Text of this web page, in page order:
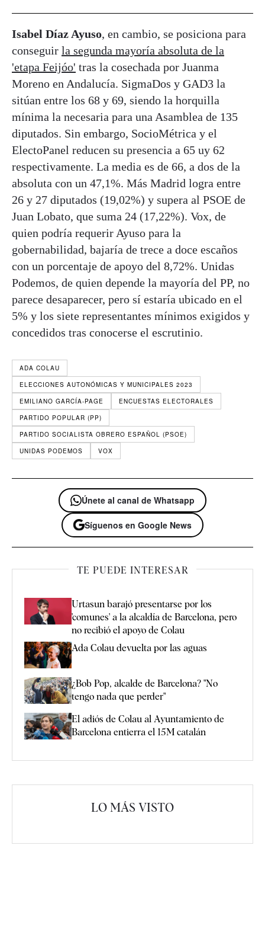
Isabel Díaz Ayuso, en cambio, se posiciona para
conseguir la segunda mayoría absoluta de la
'etapa Feijóo' tras la cosechada por Juanma
Moreno en Andalucía. SigmaDos y GAD3 la
sitúan entre los 68 y 69, siendo la horquilla
mínima la necesaria para una Asamblea de 135
diputados. Sin embargo, SocioMétrica y el
ElectoPanel reducen su presencia a 65 uy 62
respectivamente. La media es de 66, a dos de la
absoluta con un 47,1%. Más Madrid logra entre
26 y 27 diputados (19,02%) y supera al PSOE de
Juan Lobato, que suma 24 (17,22%). Vox, de
quien podría requerir Ayuso para la
gobernabilidad, bajaría de trece a doce escaños
con un porcentaje de apoyo del 8,72%. Unidas
Podemos, de quien depende la mayoría del PP, no
parece desaparecer, pero sí estaría ubicado en el
5% y los siete representantes mínimos exigidos y
concedidos tras conocerse el escrutinio.
ADA COLAU
ELECCIONES AUTONÓMICAS Y MUNICIPALES 2023
EMILIANO GARCÍA-PAGE
ENCUESTAS ELECTORALES
PARTIDO POPULAR (PP)
PARTIDO SOCIALISTA OBRERO ESPAÑOL (PSOE)
UNIDAS PODEMOS
VOX
Únete al canal de Whatsapp
Síguenos en Google News
TE PUEDE INTERESAR
Urtasun barajó presentarse por los
'comunes' a la alcaldía de Barcelona, pero
no recibió el apoyo de Colau
Ada Colau devuelta por las aguas
¿Bob Pop, alcalde de Barcelona? "No
tengo nada que perder"
El adiós de Colau al Ayuntamiento de
Barcelona entierra el 15M catalán
LO MÁS VISTO